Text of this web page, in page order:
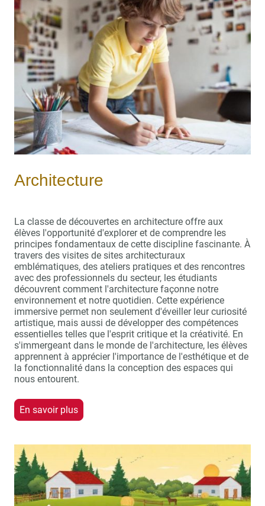
Architecture
La classe de découvertes en architecture offre aux
élèves l'opportunité d'explorer et de comprendre les
principes fondamentaux de cette discipline fascinante. À
travers des visites de sites architecturaux
emblématiques, des ateliers pratiques et des rencontres
avec des professionnels du secteur, les étudiants
découvrent comment l'architecture façonne notre
environnement et notre quotidien. Cette expérience
immersive permet non seulement d'éveiller leur curiosité
artistique, mais aussi de développer des compétences
essentielles telles que l'esprit critique et la créativité. En
s'immergeant dans le monde de l'architecture, les élèves
apprennent à apprécier l'importance de l'esthétique et de
la fonctionnalité dans la conception des espaces qui
nous entourent.
En savoir plus